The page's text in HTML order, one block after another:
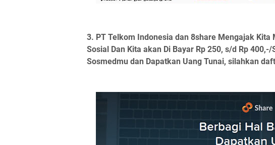
3. PT Telkom Indonesia dan 8share Mengajak
Sosial Dan Kita akan Di Bayar Rp 250, s/d Rp
Sosmedmu dan Dapatkan Uang Tunai, silahkan